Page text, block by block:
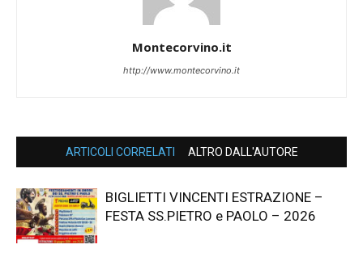
Montecorvino.it
http://www.montecorvino.it
ARTICOLI CORRELATI ALTRO DALL'AUTORE
BIGLIETTI VINCENTI ESTRAZIONE –
FESTA SS.PIETRO e PAOLO – 2026